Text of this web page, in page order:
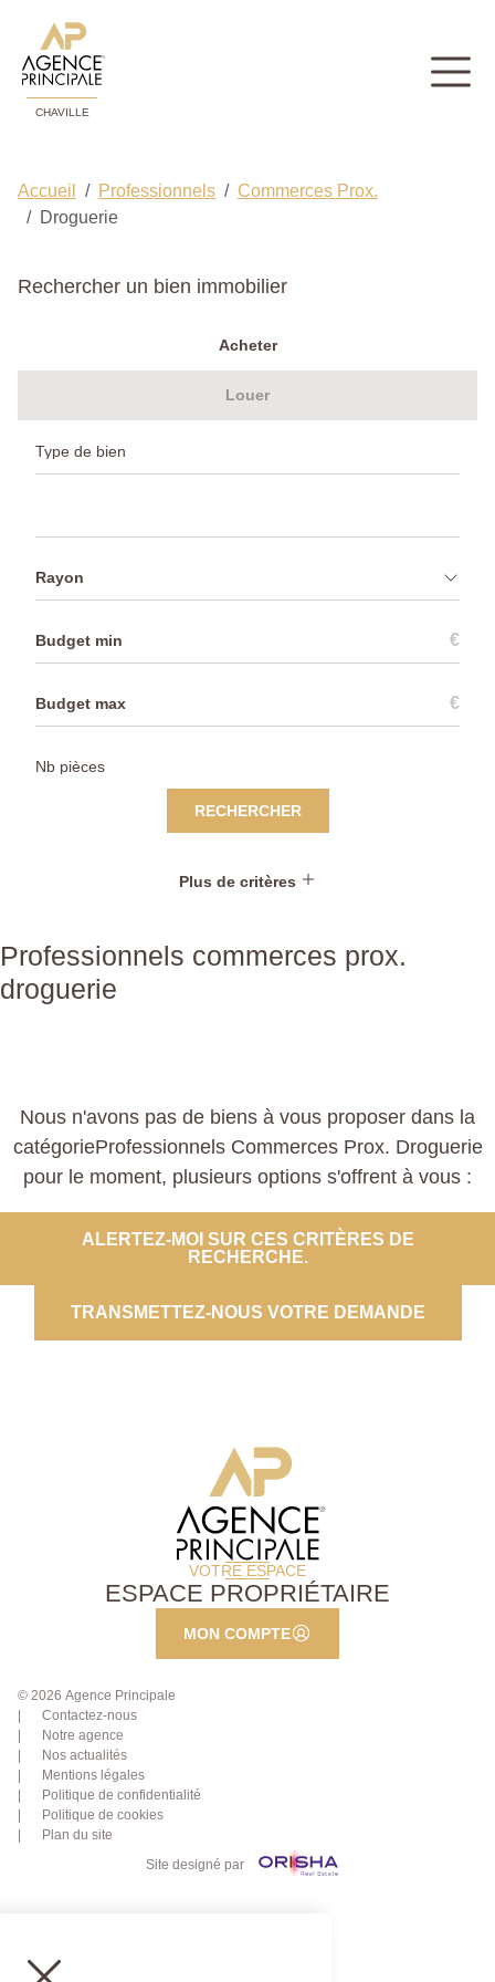
CHAVILLE
Accueil Professionnels
Commerces Prox.
Droguerie
Rechercher un bien immobilier
Acheter
Louer
Rayon
€
€
RECHERCHER
Plus de critères
Professionnels commerces prox.
droguerie
Nous n'avons pas de biens à vous proposer dans la
catégorieProfessionnels Commerces Prox. Droguerie
pour le moment, plusieurs options s'offrent à vous :
ALERTEZ-MOI SUR CES CRITÈRES DE
RECHERCHE.
TRANSMETTEZ-NOUS VOTRE DEMANDE
VOTRE ESPACE
ESPACE PROPRIÉTAIRE
MON COMPTE
© 2026 Agence Principale
Contactez-nous
Notre agence
Nos actualités
Mentions légales
Politique de confidentialité
Politique de cookies
Plan du site
Site designé par